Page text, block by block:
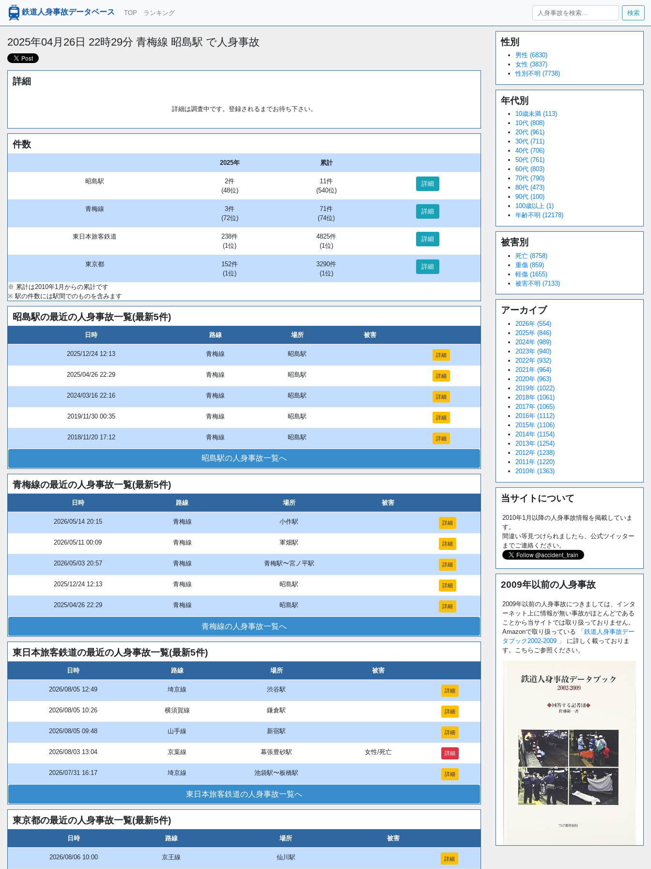
鉄道人身事故データベース TOP ランキング 検索
2025年04月26日 22時29分 青梅線 昭島駅 で人身事故
詳細
詳細は調査中です。登録されるまでお待ち下さい。
件数
2025年 累計
昭島駅
2件
(48位)
11件
(540位)
詳細
青梅線
3件
(72位)
71件
(74位)
詳細
東日本旅客鉄道
238件
(1位)
4825件
(1位)
詳細
東京都
152件
(1位)
3290件
(1位)
詳細
※ 累計は2010年1月からの累計です
※ 駅の件数には駅間でのものを含みます
昭島駅の最近の人身事故一覧(最新5件)
日時 路線 場所 被害
2025/12/24 12:13 青梅線 昭島駅 詳細
2025/04/26 22:29 青梅線 昭島駅 詳細
2024/03/16 22:16 青梅線 昭島駅 詳細
2019/11/30 00:35 青梅線 昭島駅 詳細
2018/11/20 17:12 青梅線 昭島駅 詳細
昭島駅の人身事故一覧へ
青梅線の最近の人身事故一覧(最新5件)
日時 路線 場所 被害
2026/05/14 20:15 青梅線 小作駅 詳細
2026/05/11 00:09 青梅線 軍畑駅 詳細
2026/05/03 20:57 青梅線 青梅駅〜宮ノ平駅 詳細
2025/12/24 12:13 青梅線 昭島駅 詳細
2025/04/26 22:29 青梅線 昭島駅 詳細
青梅線の人身事故一覧へ
東日本旅客鉄道の最近の人身事故一覧(最新5件)
日時 路線 場所 被害
2026/08/05 12:49 埼京線 渋谷駅 詳細
2026/08/05 10:26 横須賀線 鎌倉駅 詳細
2026/08/05 09:48 山手線 新宿駅 詳細
2026/08/03 13:04 京葉線 幕張豊砂駅 女性/死亡 詳細
2026/07/31 16:17 埼京線 池袋駅〜板橋駅 詳細
東日本旅客鉄道の人身事故一覧へ
東京都の最近の人身事故一覧(最新5件)
日時 路線 場所 被害
2026/08/06 10:00 京王線 仙川駅 詳細
Unmute
34.94%
性別
男性 (6830)
女性 (3837)
性別不明 (7738)
年代別
10歳未満 (113)
10代 (808)
20代 (961)
30代 (711)
40代 (706)
50代 (761)
60代 (803)
70代 (790)
80代 (473)
90代 (100)
100歳以上 (1)
年齢不明 (12178)
被害別
死亡 (8758)
重傷 (859)
軽傷 (1655)
被害不明 (7133)
アーカイブ
2026年 (554)
2025年 (846)
2024年 (989)
2023年 (940)
2022年 (932)
2021年 (964)
2020年 (963)
2019年 (1022)
2018年 (1061)
2017年 (1065)
2016年 (1112)
2015年 (1106)
2014年 (1154)
2013年 (1254)
2012年 (1238)
2011年 (1220)
2010年 (1363)
当サイトについて
2010年1月以降の人身事故情報を掲載していま
す。
間違い等見つけられましたら、公式ツイッター
までご連絡ください。
2009年以前の人身事故
2009年以前の人身事故につきましては、インタ
ーネット上に情報が無い事故がほとんどである
ことから当サイトでは取り扱っておりません。
Amazonで取り扱っている
「鉄道人身事故デー
タブック2002-2009 」
に詳しく載っておりま
す。こちらご参照ください。